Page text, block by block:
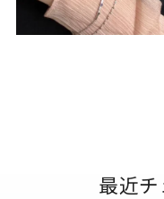
最近